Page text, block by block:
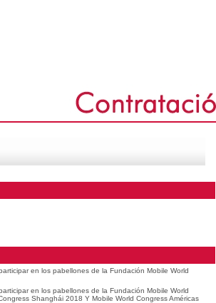
en los pabellones de la Fundación Mobile World
en los pabellones de la Fundación Mobile World
Shanghái 2018 Y Mobile World Congress Américas